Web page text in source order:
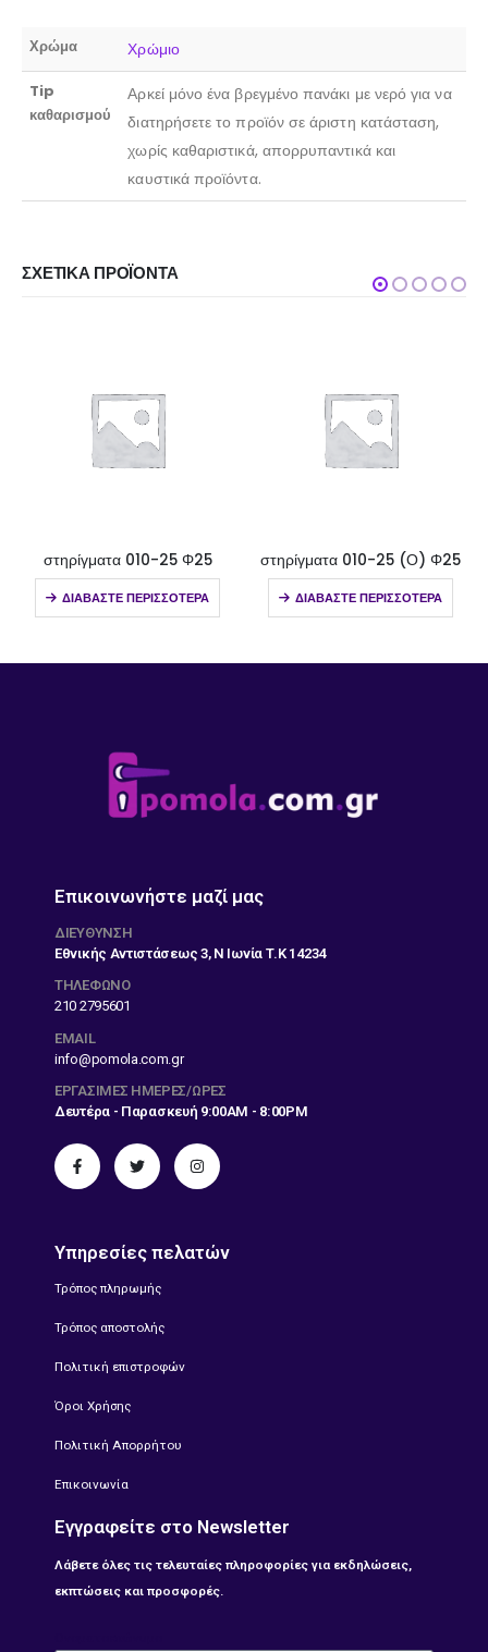
Χρώμα Χρώμιο
Tip
καθαρισμού
Αρκεί μόνο ένα βρεγμένο πανάκι με νερό για να
διατηρήσετε το προϊόν σε άριστη κατάσταση,
χωρίς καθαριστικά, απορρυπαντικά και
καυστικά προϊόντα.
ΣΧΕΤΙΚΆ ΠΡΟΪΌΝΤΑ
στηρίγματα 010-25 Φ25
ΔΙΑΒΆΣΤΕ ΠΕΡΙΣΣΌΤΕΡΑ
στηρίγματα 010-25 (Ο) Φ25
ΔΙΑΒΆΣΤΕ ΠΕΡΙΣΣΌΤΕΡΑ
Επικοινωνήστε μαζί μας
ΔΙΕΎΘΥΝΣΗ
Εθνικής Αντιστάσεως 3, Ν Ιωνία Τ.Κ 14234
ΤΗΛΕΦΩΝΟ
210 2795601
EMAIL
info@pomola.com.gr
ΕΡΓΆΣΙΜΕΣ ΗΜΈΡΕΣ/ΏΡΕΣ
Δευτέρα - Παρασκευή 9:00AM - 8:00PM
Υπηρεσίες πελατών
Τρόπος πληρωμής
Τρόπος αποστολής
Πολιτική επιστροφών
Όροι Χρήσης
Πολιτική Απορρήτου
Επικοινωνία
Εγγραφείτε στο Newsletter
Λάβετε όλες τις τελευταίες πληροφορίες για εκδηλώσεις,
εκπτώσεις και προσφορές.